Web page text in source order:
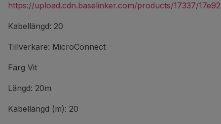
https://upload.cdn.baselinker.com/products/17337/
Kabellängd: 20
Tillverkare: MicroConnect
Färg Vit
Längd: 20m
Kabellängd (m): 20